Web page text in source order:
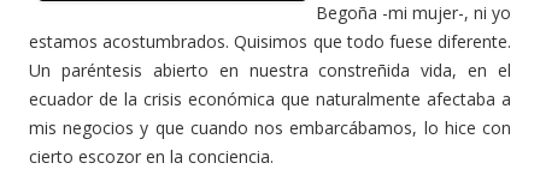
Begoña -mi mujer-, ni yo
estamos acostumbrados. Quisimos que todo fuese diferente.
Un paréntesis abierto en nuestra constreñida vida, en el
ecuador de la crisis económica que naturalmente afectaba a
mis negocios y que cuando nos embarcábamos, lo hice con
cierto escozor en la conciencia.